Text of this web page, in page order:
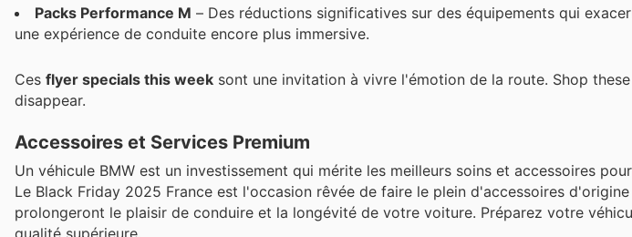
Packs Performance M – Des réductions significatives sur des équipements qui
une expérience de conduite encore plus immersive.
Ces flyer specials this week sont une invitation à vivre l'émotion de la route. Shop
disappear.
Accessoires et Services Premium
Un véhicule BMW est un investissement qui mérite les meilleurs soins et accessoires
Le Black Friday 2025 France est l'occasion rêvée de faire le plein d'accessoires
prolongeront le plaisir de conduire et la longévité de votre voiture. Préparez votre